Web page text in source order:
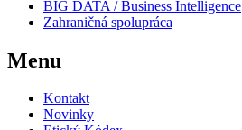
BIG DATA / Business Intelligence
Zahraničná spolupráca
Menu
Kontakt
Novinky